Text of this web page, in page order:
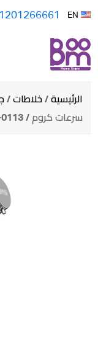
EN
الرئيسية / خلاطات /
سرعات كروم / ECO-0113